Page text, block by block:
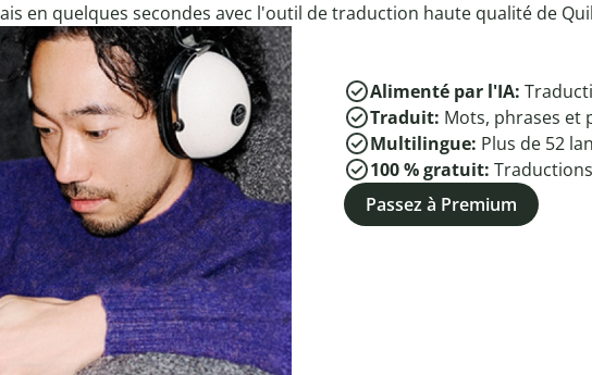
en quelques secondes avec l'outil de traduction haute qualité de
Alimenté par l'IA:
Traduit: Mots, phrases et
Multilingue: Plus de 52
100 % gratuit:
Passez à Premium